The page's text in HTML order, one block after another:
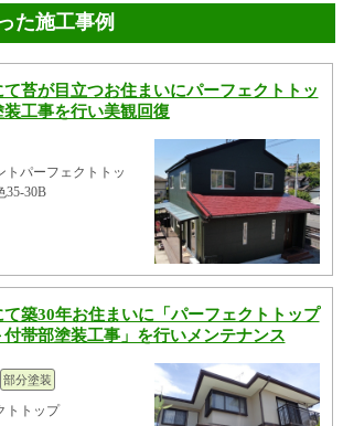
た施工事例
苔が目立つお住まいにパーフェクトトッ
工事を行い美観回復
トパーフェクトトッ
30B
築30年お住まいに「パーフェクトトップ
帯部塗装工事」を行いメンテナンス
部分塗装
トトップ